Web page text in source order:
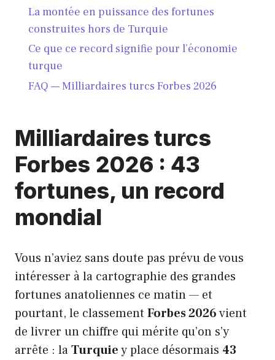
La montée en puissance des fortunes
construites hors de Turquie
Ce que ce record signifie pour l’économie
turque
FAQ — Milliardaires turcs Forbes 2026
Milliardaires turcs
Forbes 2026 : 43
fortunes, un record
mondial
Vous n’aviez sans doute pas prévu de vous
intéresser à la cartographie des grandes
fortunes anatoliennes ce matin — et
pourtant, le classement Forbes 2026vient
de livrer un chiffre qui mérite qu’on s’y
arrête : laTurquiey place désormais 43